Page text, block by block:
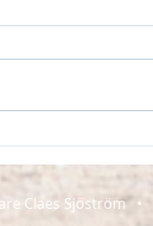
Claes Sjöström •